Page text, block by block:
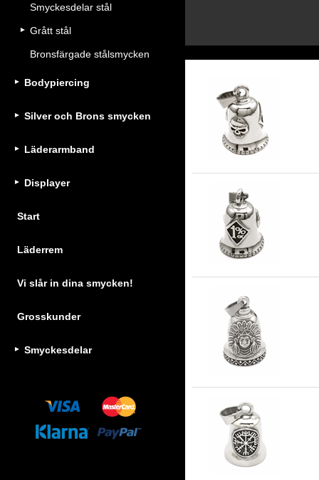
Smyckesdelar stål
Grått stål
Bronsfärgade stålsmycken
Bodypiercing
Silver och Brons smycken
Läderarmband
Displayer
Start
Läderrem
Vi slår in dina smycken!
Grosskunder
Smyckesdelar